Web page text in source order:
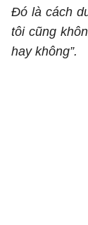
Đó là cách
tôi cũng
hay không”.